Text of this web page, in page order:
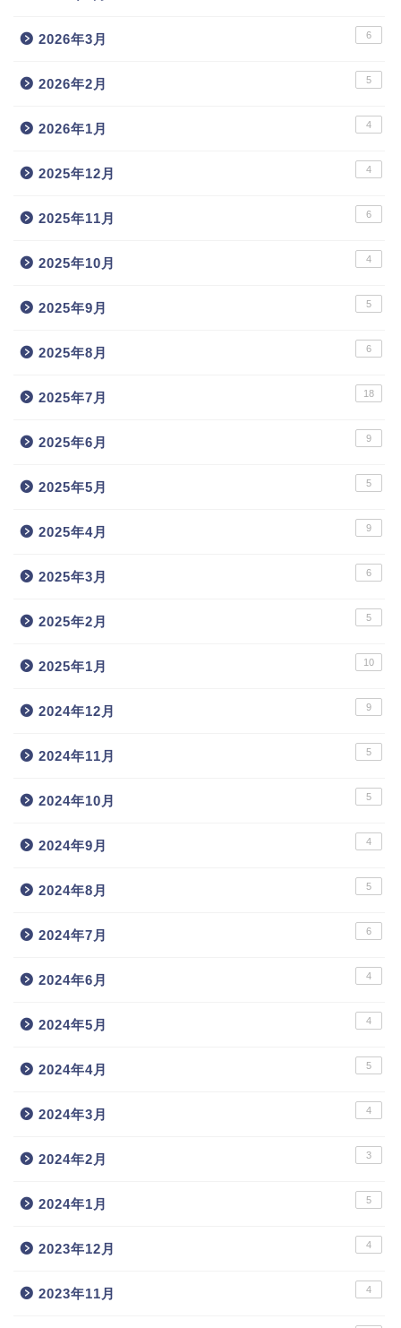
2026年3月 6
2026年2月 5
2026年1月 4
2025年12月 4
2025年11月 6
2025年10月 4
2025年9月 5
2025年8月 6
2025年7月 18
2025年6月 9
2025年5月 5
2025年4月 9
2025年3月 6
2025年2月 5
2025年1月 10
2024年12月 9
2024年11月 5
2024年10月 5
2024年9月 4
2024年8月 5
2024年7月 6
2024年6月 4
2024年5月 4
2024年4月 5
2024年3月 4
2024年2月 3
2024年1月 5
2023年12月 4
2023年11月 4